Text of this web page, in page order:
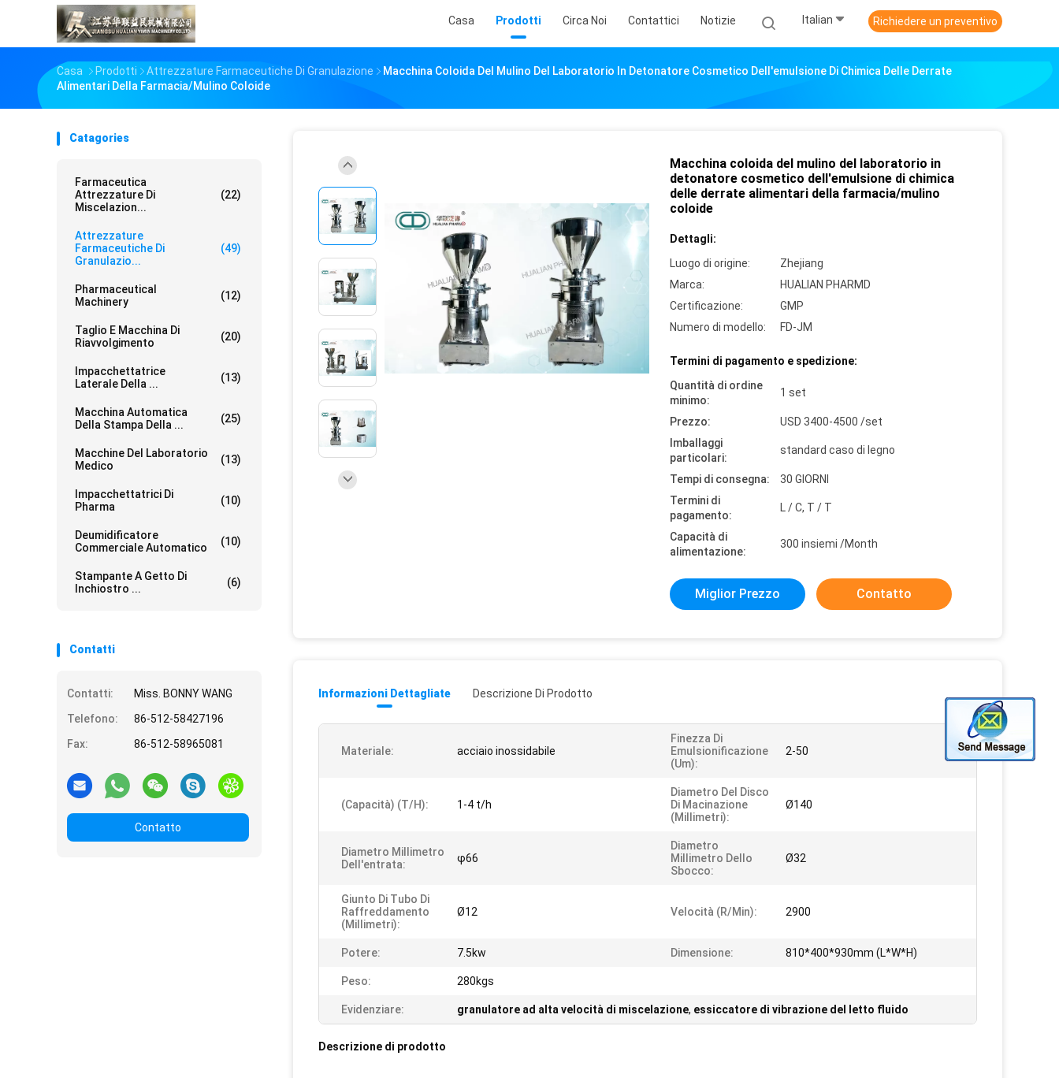
Casa Prodotti Circa Noi Contattici Notizie Italian Richiedere un preventivo
Casa Prodotti Attrezzature Farmaceutiche Di Granulazione
Macchina Coloida Del Mulino Del Laboratorio In Detonatore Cosmetico Dell'emulsione Di Chimica Delle Derrate
Alimentari Della Farmacia/mulino Coloide
Catagories
Farmaceutica
Attrezzature Di
Miscelazion...
(22)
Attrezzature
Farmaceutiche Di
Granulazio...
(49)
Pharmaceutical
Machinery
(12)
Taglio E Macchina Di
Riavvolgimento
(20)
Impacchettatrice
Laterale Della ...
(13)
Macchina Automatica
Della Stampa Della ...
(25)
Macchine Del Laboratorio
Medico
(13)
Impacchettatrici Di
Pharma
(10)
Deumidificatore
Commerciale Automatico
(10)
Stampante A Getto Di
Inchiostro ...
(6)
Contatti
Contatti:
Miss. BONNY WANG
Telefono:
86-512-58427196
Fax:
86-512-58965081
Contatto
Macchina coloida del mulino del laboratorio in
detonatore cosmetico dell'emulsione di chimica
delle derrate alimentari della farmacia/mulino
coloide
Dettagli:
Luogo di origine:
Zhejiang
Marca:
HUALIAN PHARMD
Certificazione:
GMP
Numero di modello:
FD-JM
Termini di pagamento e spedizione:
Quantità di ordine
minimo:
1 set
Prezzo:
USD 3400-4500 /set
Imballaggi
particolari:
standard caso di legno
Tempi di consegna:
30 GIORNI
Termini di
pagamento:
L / C, T / T
Capacità di
alimentazione:
300 insiemi /Month
Miglior Prezzo Contatto
Informazioni Dettagliate Descrizione Di Prodotto
Materiale: acciaio inossidabile
Finezza Di
Emulsionificazione
(um):
2-50
(capacità) (t/h): 1-4 t/h
Diametro Del Disco
Di Macinazione
(millimetri):
Ø140
Diametro Millimetro
Dell'entrata:
φ66
Diametro
Millimetro Dello
Sbocco:
Ø32
Giunto Di Tubo Di
Raffreddamento
(millimetri):
Ø12 Velocità (r/min): 2900
Potere: 7.5kw Dimensione: 810*400*930mm (L*W*H)
Peso: 280kgs
Evidenziare: granulatore ad alta velocità di miscelazione, essiccatore di vibrazione del letto fluido
Descrizione di prodotto